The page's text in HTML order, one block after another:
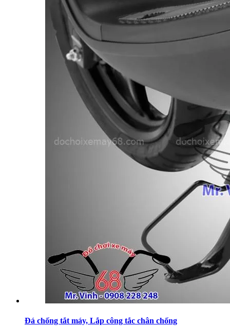
Đá chống tắt máy, Lắp công tắc chân chống